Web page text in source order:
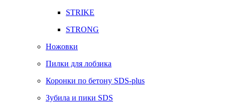
STRIKE
STRONG
Ножовки
Пилки для лобзика
Коронки по бетону SDS-plus
Зубила и пики SDS